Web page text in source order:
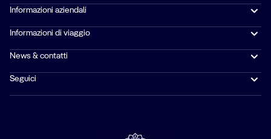
Informazioni aziendali
Informazioni di viaggio
News & contatti
Seguici